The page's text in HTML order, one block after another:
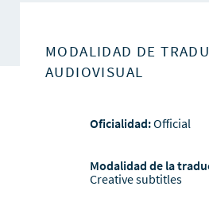
MODALIDAD DE
AUDIOVISUAL
Oficialidad:Official
Modalidad de la
Creative subtitles